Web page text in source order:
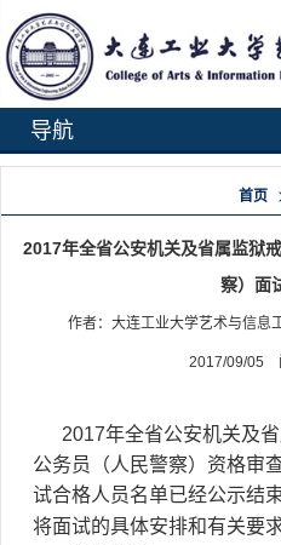
导航
首页
2017年全省公安机关及省属监狱
察）面
作者：大连工业大学艺术与信
2017/09/05
2017年全省公安机关及省
公务员（人民警察）资格审
试合格人员名单已经公示结
将面试的具体安排和有关要